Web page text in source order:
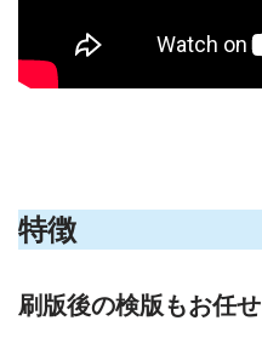
特徴
刷版後の検版もお任せ